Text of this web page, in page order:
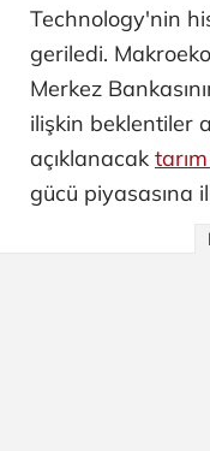
Technology'nin
geriledi.
Merkez
ilişkin beklentiler
açıklanacak
gücü piyasasına